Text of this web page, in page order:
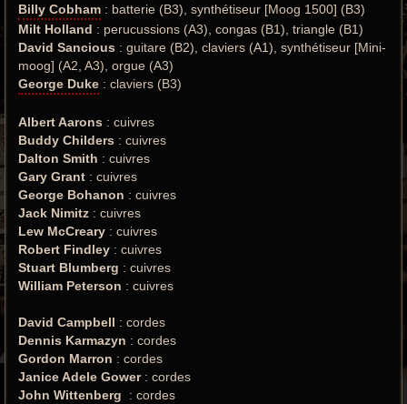
Billy Cobham : batterie (B3), synthétiseur [Moog 1500] (B3)
Milt Holland : perucussions (A3), congas (B1), triangle (B1)
David Sancious : guitare (B2), claviers (A1), synthétiseur [Mini-
moog] (A2, A3), orgue (A3)
George Duke : claviers (B3)
Albert Aarons : cuivres
Buddy Childers : cuivres
Dalton Smith : cuivres
Gary Grant : cuivres
George Bohanon : cuivres
Jack Nimitz : cuivres
Lew McCreary : cuivres
Robert Findley : cuivres
Stuart Blumberg : cuivres
William Peterson : cuivres
David Campbell : cordes
Dennis Karmazyn : cordes
Gordon Marron : cordes
Janice Adele Gower: cordes
John Wittenberg : cordes